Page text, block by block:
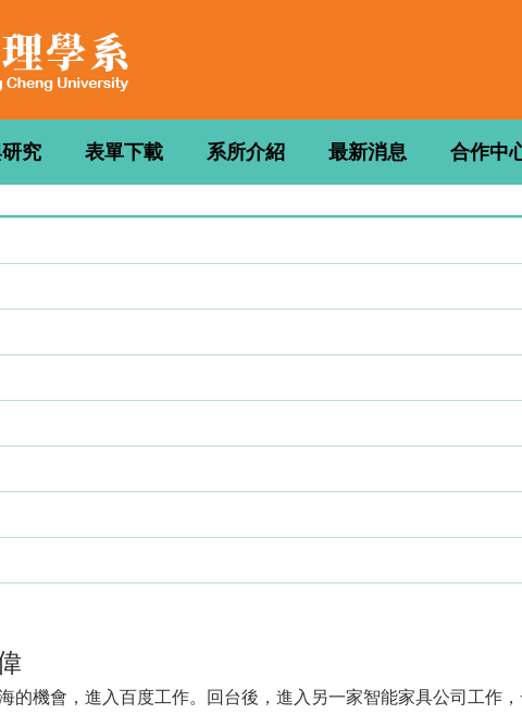
究 表單下載 系所介紹 最新消息 合作中
的機會，進入百度工作。回台後，進入另一家智能家具公司工作